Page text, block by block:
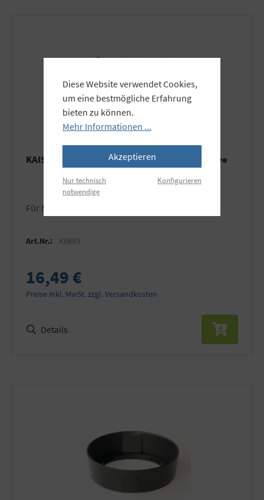
KAISER Gegenlichtblende für Nikon Objektive
für Nikon AF-S DX 18-70/3.5-4.5G ED-IF
Art.Nr.: K6893
16,49 €
Preise inkl. MwSt. zzgl. Versandkosten
Details
Diese Website verwendet Cookies,
um eine bestmögliche Erfahrung
bieten zu können.
Mehr Informationen ...
Akzeptieren
Nur technisch
notwendige
Konfigurieren